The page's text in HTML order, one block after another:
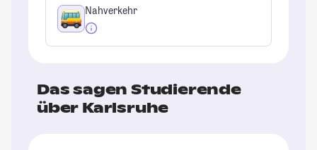
Nahverkehr
Das sagen Studierende
über Karlsruhe